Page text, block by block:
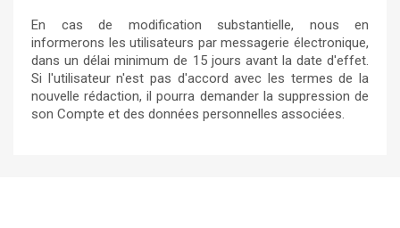
En cas de modification substantielle, nous en
informerons les utilisateurs par messagerie électronique,
dans un délai minimum de 15 jours avant la date d'effet.
Si l'utilisateur n'est pas d'accord avec les termes de la
nouvelle rédaction, il pourra demander la suppression de
son Compte et des données personnelles associées.